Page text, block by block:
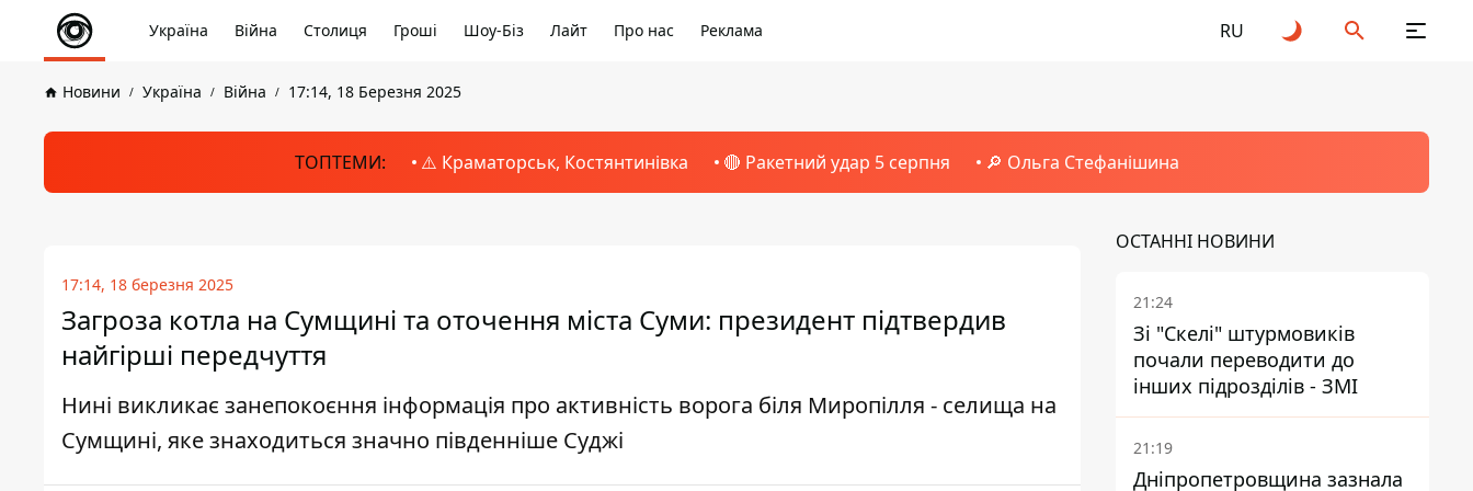
Україна Війна Столиця Гроші Шоу-Біз Лайт Про нас Реклама RU
Новини Україна Війна 17:14, 18 Березня 2025
ТОПТЕМИ: ⚠️ Краматорськ, Костянтинівка 🔴 Ракетний удар 5 серпня 🔎 Ольга Стефанішина
17:14, 18 березня 2025
Загроза котла на Сумщині та оточення міста Суми: президент підтвердив
найгірші передчуття
Нині викликає занепокоєння інформація про активність ворога біля Миропілля - селища на
Сумщині, яке знаходиться значно південніше Суджі
ОСТАННІ НОВИНИ
21:24
Зі "Скелі" штурмовиків
почали переводити до
інших підрозділів - ЗМІ
21:19
Дніпропетровщина зазнала